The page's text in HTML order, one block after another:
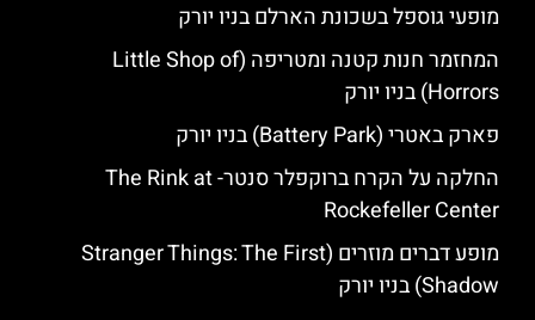
מופעי גוספל בשכונת הארלם בניו יורק
המחזמר חנות קטנה ומטריפה (Little Shop of
Horrors) בניו יורק
פארק באטרי (Battery Park) בניו יורק
החלקה על הקרח ברוקפלר סנטר- The Rink at
Rockefeller Center
מופע דברים מוזרים (Stranger Things: The First
Shadow) בניו יורק